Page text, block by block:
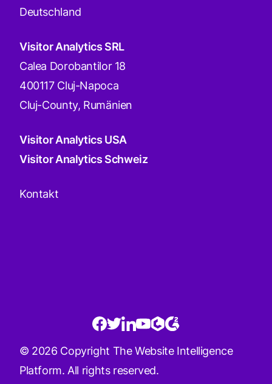
Deutschland
Visitor Analytics SRL
Calea Dorobantilor 18
400117 Cluj-Napoca
Cluj-County, Rumänien
Visitor Analytics USA
Visitor Analytics Schweiz
Kontakt
© 2026 Copyright The Website Intelligence
Platform. All rights reserved.